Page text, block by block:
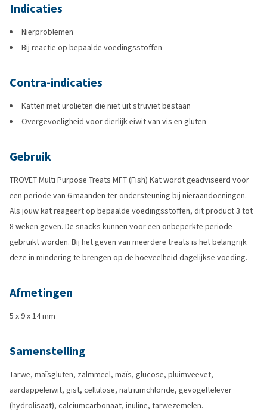
Indicaties
Nierproblemen
Bij reactie op bepaalde voedingsstoffen
Contra-indicaties
Katten met urolieten die niet uit struviet bestaan
Overgevoeligheid voor dierlijk eiwit van vis en gluten
Gebruik
TROVET Multi Purpose Treats MFT (Fish) Kat wordt geadviseerd voor
een periode van 6 maanden ter ondersteuning bij nieraandoeningen.
Als jouw kat reageert op bepaalde voedingsstoffen, dit product 3 tot
8 weken geven. De snacks kunnen voor een onbeperkte periode
gebruikt worden. Bij het geven van meerdere treats is het belangrijk
deze in mindering te brengen op de hoeveelheid dagelijkse voeding.
Afmetingen
5 x 9 x 14 mm
Samenstelling
Tarwe, maïsgluten, zalmmeel, maïs, glucose, pluimveevet,
aardappeleiwit, gist, cellulose, natriumchloride, gevogeltelever
(hydrolisaat), calciumcarbonaat, inuline, tarwezemelen.